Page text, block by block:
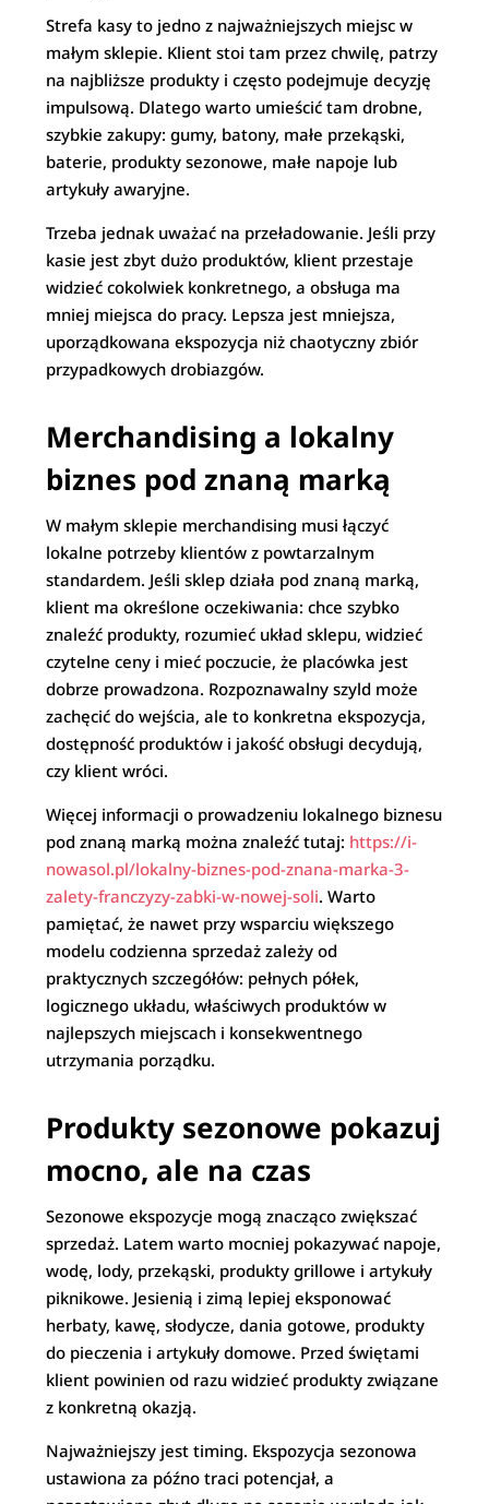
Strefa kasy to jedno z najważniejszych miejsc w
małym sklepie. Klient stoi tam przez chwilę, patrzy
na najbliższe produkty i często podejmuje decyzję
impulsową. Dlatego warto umieścić tam drobne,
szybkie zakupy: gumy, batony, małe przekąski,
baterie, produkty sezonowe, małe napoje lub
artykuły awaryjne.
Trzeba jednak uważać na przeładowanie. Jeśli przy
kasie jest zbyt dużo produktów, klient przestaje
widzieć cokolwiek konkretnego, a obsługa ma
mniej miejsca do pracy. Lepsza jest mniejsza,
uporządkowana ekspozycja niż chaotyczny zbiór
przypadkowych drobiazgów.
Merchandising a lokalny
biznes pod znaną marką
W małym sklepie merchandising musi łączyć
lokalne potrzeby klientów z powtarzalnym
standardem. Jeśli sklep działa pod znaną marką,
klient ma określone oczekiwania: chce szybko
znaleźć produkty, rozumieć układ sklepu, widzieć
czytelne ceny i mieć poczucie, że placówka jest
dobrze prowadzona. Rozpoznawalny szyld może
zachęcić do wejścia, ale to konkretna ekspozycja,
dostępność produktów i jakość obsługi decydują,
czy klient wróci.
Więcej informacji o prowadzeniu lokalnego biznesu
pod znaną marką można znaleźć tutaj: https://i-
nowasol.pl/lokalny-biznes-pod-znana-marka-3-
zalety-franczyzy-zabki-w-nowej-soli. Warto
pamiętać, że nawet przy wsparciu większego
modelu codzienna sprzedaż zależy od
praktycznych szczegółów: pełnych półek,
logicznego układu, właściwych produktów w
najlepszych miejscach i konsekwentnego
utrzymania porządku.
Produkty sezonowe pokazuj
mocno, ale na czas
Sezonowe ekspozycje mogą znacząco zwiększać
sprzedaż. Latem warto mocniej pokazywać napoje,
wodę, lody, przekąski, produkty grillowe i artykuły
piknikowe. Jesienią i zimą lepiej eksponować
herbaty, kawę, słodycze, dania gotowe, produkty
do pieczenia i artykuły domowe. Przed świętami
klient powinien od razu widzieć produkty związane
z konkretną okazją.
Najważniejszy jest timing. Ekspozycja sezonowa
ustawiona za późno traci potencjał, a